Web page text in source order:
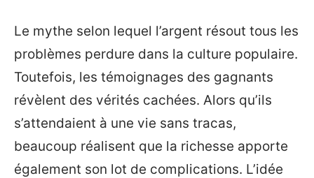
Le mythe selon lequel l’argent résout tous les
problèmes perdure dans la culture populaire.
Toutefois, les témoignages des gagnants
révèlent des vérités cachées. Alors qu’ils
s’attendaient à une vie sans tracas,
beaucoup réalisent que la richesse apporte
également son lot de complications. L’idée